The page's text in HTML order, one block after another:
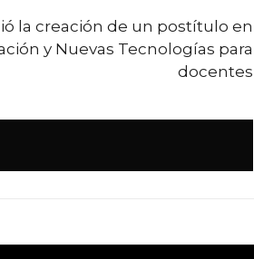
la creación de un postítulo en
y Nuevas Tecnologías para
docentes